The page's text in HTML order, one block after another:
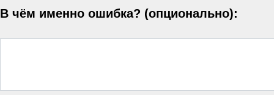
В чём именно ошибка? (опционально):